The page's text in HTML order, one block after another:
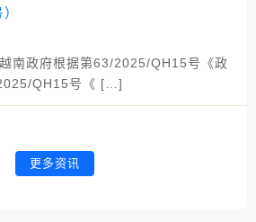
南政府根据第63/2025/QH15号《政
QH15号《 […]
更多资讯